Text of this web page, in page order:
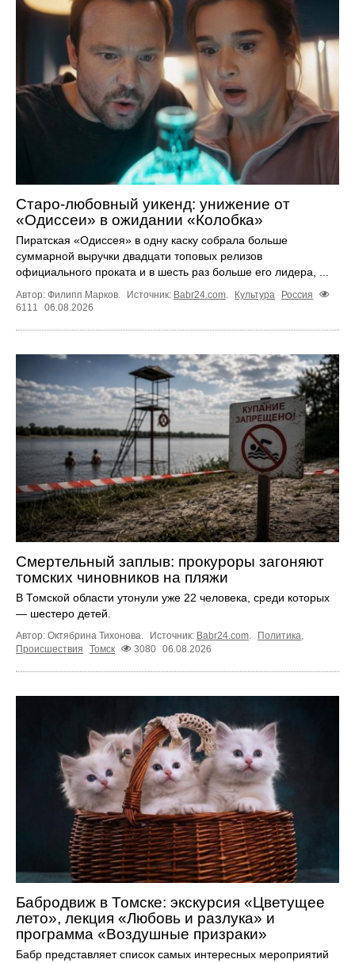
Старо-любовный уикенд: унижение от
«Одиссеи» в ожидании «Колобка»
Пиратская «Одиссея» в одну каску собрала больше
суммарной выручки двадцати топовых релизов
официального проката и в шесть раз больше его лидера, ...
Автор: Филипп Марков. Источник: Babr24.com. Культура
Россия
6111
06.08.2026
Смертельный заплыв: прокуроры загоняют
томских чиновников на пляжи
В Томской области утонули уже 22 человека, среди которых
— шестеро детей.
Автор: Октябрина Тихонова. Источник: Babr24.com Политика
Происшествия
Томск 3080 06.08.2026
Бабродвиж в Томске: экскурсия «Цветущее
лето», лекция «Любовь и разлука» и
программа «Воздушные призраки»
Бабр представляет список самых интересных мероприятий